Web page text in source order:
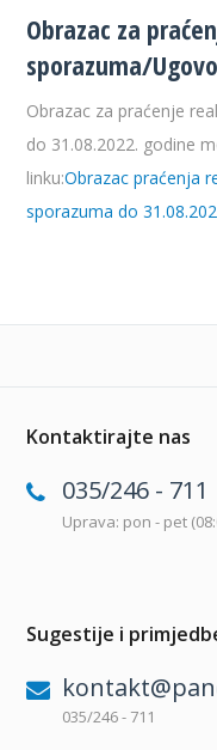
Obrazac za
sporazuma/
Obrazac za praćenje
do 31.08.2022. godine
linku:Obrazac praćenja
sporazuma do
Kontaktirajte nas
035/246 - 711
Uprava: pon - pet
Sugestije i
035/246 - 711